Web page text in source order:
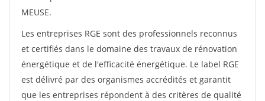
MEUSE.
Les entreprises RGE sont des professionnels reconnus
et certifiés dans le domaine des travaux de rénovation
énergétique et de l'efficacité énergétique. Le label RGE
est délivré par des organismes accrédités et garantit
que les entreprises répondent à des critères de qualité